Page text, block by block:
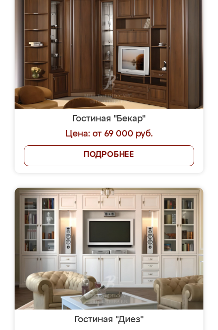
Гостиная "Бекар"
Цена: от 69 000 руб.
ПОДРОБНЕЕ
Гостиная "Диез"